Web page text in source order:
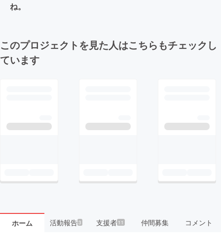
ね。
このプロジェクトを見た人はこちらもチェックし
ています
ホーム 活動報告3 支援者 11 仲間募集 コメント